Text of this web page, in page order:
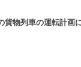
貨物列車の運転計画